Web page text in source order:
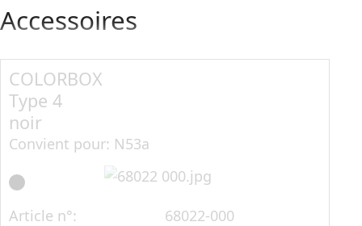
Accessoires
COLORBOX
Type 4
noir
Convient pour: N53a
Article n°:
68022-000